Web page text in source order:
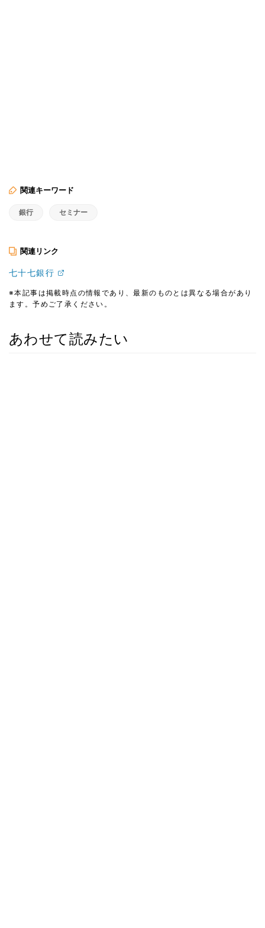
関連キーワード
銀行 セミナー
関連リンク
七十七銀行
※本記事は掲載時点の情報であり、最新のものとは異なる場合があり
ます。予めご了承ください。
あわせて読みたい